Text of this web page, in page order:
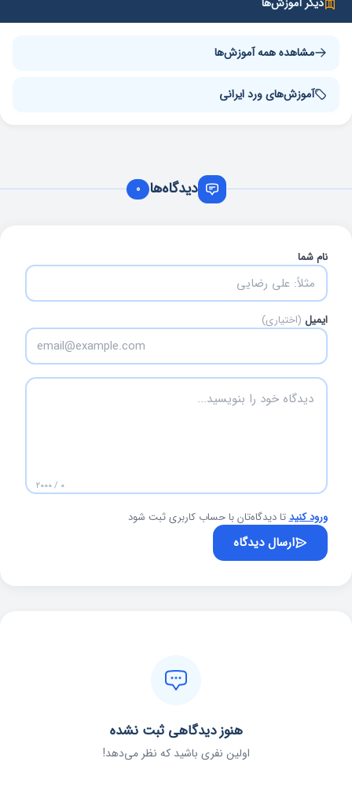
مشاهده همه آموزش‌ها
آموزش‌های ورد ایرانی
دیدگاه‌ها 0
نام شما
ایمیل (اختیاری)
۰ / ۲۰۰۰
ورود کنیدتا دیدگاه‌تان با حساب کاربری ثبت شود
ارسال دیدگاه
هنوز دیدگاهی ثبت نشده
اولین نفری باشید که نظر می‌دهد!